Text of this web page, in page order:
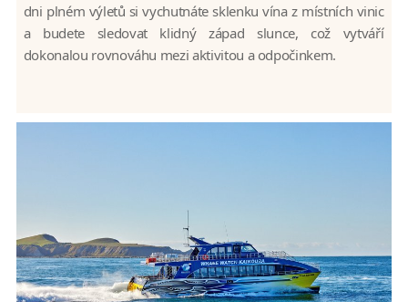
dni plném výletů si vychutnáte sklenku vína z místních vinic
a budete sledovat klidný západ slunce, což vytváří
dokonalou rovnováhu mezi aktivitou a odpočinkem.